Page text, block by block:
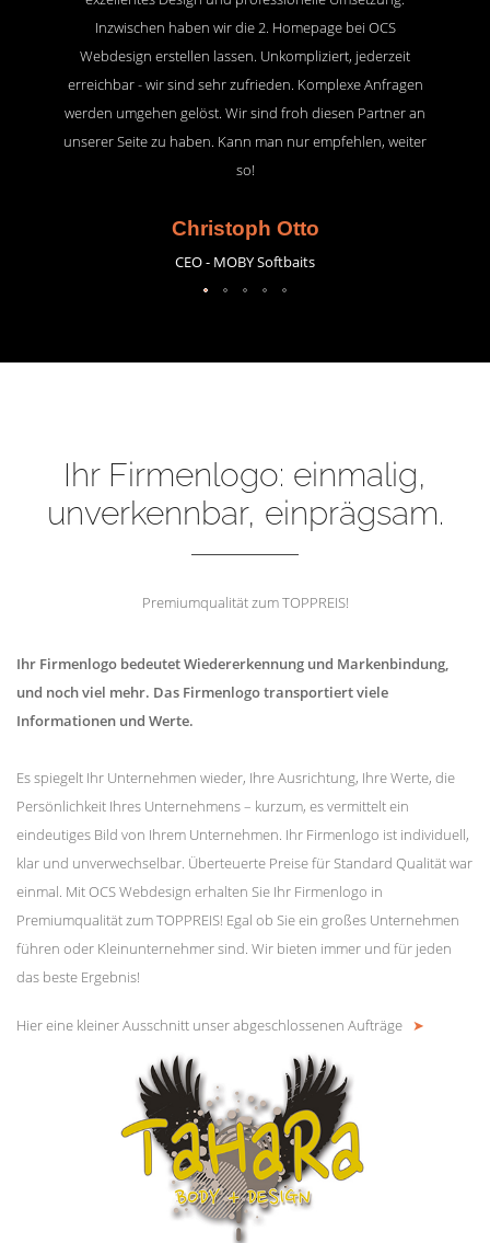
Inzwischen haben wir die 2. Homepage bei OCS
Webdesign erstellen lassen. Unkompliziert, jederzeit
erreichbar - wir sind sehr zufrieden. Komplexe Anfragen
werden umgehen gelöst. Wir sind froh diesen Partner an
unserer Seite zu haben. Kann man nur empfehlen, weiter
so!
Christoph Otto
CEO - MOBY Softbaits
Ihr Firmenlogo: einmalig,
unverkennbar, einprägsam.
Premiumqualität zum TOPPREIS!
Ihr Firmenlogo bedeutet Wiedererkennung und Markenbindung,
und noch viel mehr. Das Firmenlogo transportiert viele
Informationen und Werte.
Es spiegelt Ihr Unternehmen wieder, Ihre Ausrichtung, Ihre Werte, die
Persönlichkeit Ihres Unternehmens – kurzum, es vermittelt ein
eindeutiges Bild von Ihrem Unternehmen. Ihr Firmenlogo ist individuell,
klar und unverwechselbar. Überteuerte Preise für Standard Qualität war
einmal. Mit OCS Webdesign erhalten Sie Ihr Firmenlogo in
Premiumqualität zum TOPPREIS! Egal ob Sie ein großes Unternehmen
führen oder Kleinunternehmer sind. Wir bieten immer und für jeden
das beste Ergebnis!
Hier eine kleiner Ausschnitt unser abgeschlossenen Aufträge ➤